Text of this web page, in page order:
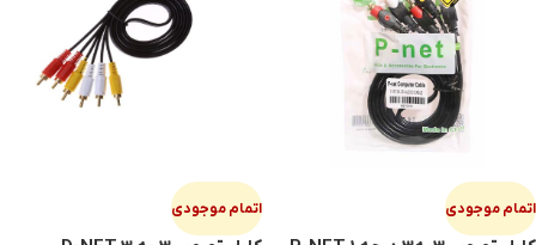
اتمام موجودی اتمام موجودی